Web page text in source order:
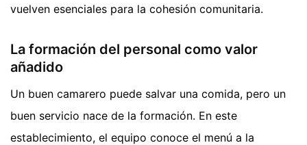
vuelven esenciales para la cohesión comunitaria.
La formación del personal como valor
añadido
Un buen camarero puede salvar una comida, pero un
buen servicio nace de la formación. En este
establecimiento, el equipo conoce el menú a la